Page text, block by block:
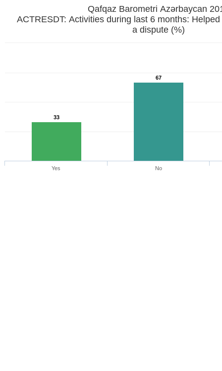
Qafqaz Barometri Azərbaycan
ACTRESDT:
a dispute (%)
33
67
Yes No